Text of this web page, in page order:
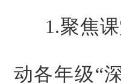
1.聚焦
动各年级“